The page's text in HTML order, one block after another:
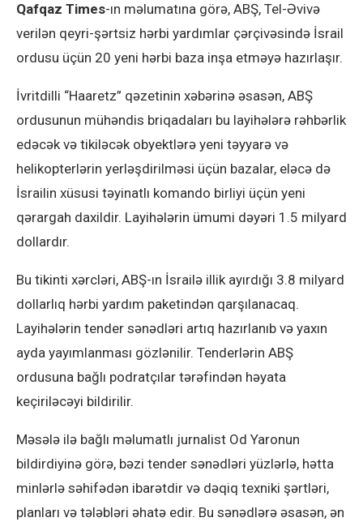
Qafqaz Times-ın məlumatına görə, ABŞ, Tel-Əvivə
verilən qeyri-şərtsiz hərbi yardımlar çərçivəsində İsrail
ordusu üçün 20 yeni hərbi baza inşa etməyə hazırlaşır.
İvritdilli “Haaretz” qəzetinin xəbərinə əsasən, ABŞ
ordusunun mühəndis briqadaları bu layihələrə rəhbərlik
edəcək və tikiləcək obyektlərə yeni təyyarə və
helikopterlərin yerləşdirilməsi üçün bazalar, eləcə də
İsrailin xüsusi təyinatlı komando birliyi üçün yeni
qərargah daxildir. Layihələrin ümumi dəyəri 1.5 milyard
dollardır.
Bu tikinti xərcləri, ABŞ-ın İsrailə illik ayırdığı 3.8 milyard
dollarlıq hərbi yardım paketindən qarşılanacaq.
Layihələrin tender sənədləri artıq hazırlanıb və yaxın
ayda yayımlanması gözlənilir. Tenderlərin ABŞ
ordusuna bağlı podratçılar tərəfindən həyata
keçiriləcəyi bildirilir.
Məsələ ilə bağlı məlumatlı jurnalist Od Yaronun
bildirdiyinə görə, bəzi tender sənədləri yüzlərlə, hətta
minlərlə səhifədən ibarətdir və dəqiq texniki şərtləri,
planları və tələbləri əhatə edir. Bu sənədlərə əsasən, ən